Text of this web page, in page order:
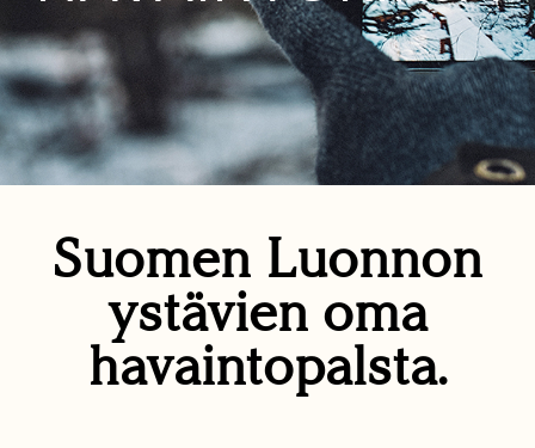
Suomen Luonnon
ystävien oma
havaintopalsta.